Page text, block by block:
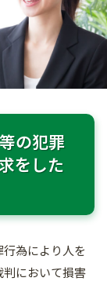
の犯罪
をした
為により人を
において損害